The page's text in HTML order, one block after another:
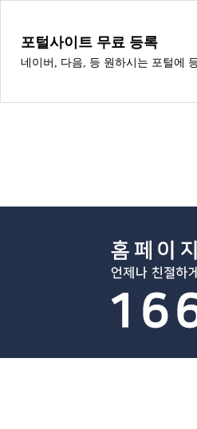
포털사이트 무료 등록
네이버, 다음, 등 원하시는 포털에